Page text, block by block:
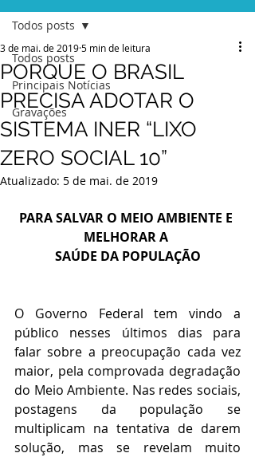
Todos posts
Principais Notícias
Gravações
Todos posts
PORQUE O BRASIL
PRECISA ADOTAR O
SISTEMA INER “LIXO
ZERO SOCIAL 10”
3 de mai. de 20195 min de leitura
Atualizado: 5 de mai. de 2019
PARA SALVAR O MEIO AMBIENTE E
MELHORAR A
SAÚDE DA POPULAÇÃO
O Governo Federal tem vindo a
público nesses últimos dias para
falar sobre a preocupação cada vez
maior, pela comprovada degradação
do Meio Ambiente. Nas redes sociais,
postagens da população se
multiplicam na tentativa de darem
solução, mas se revelam muito